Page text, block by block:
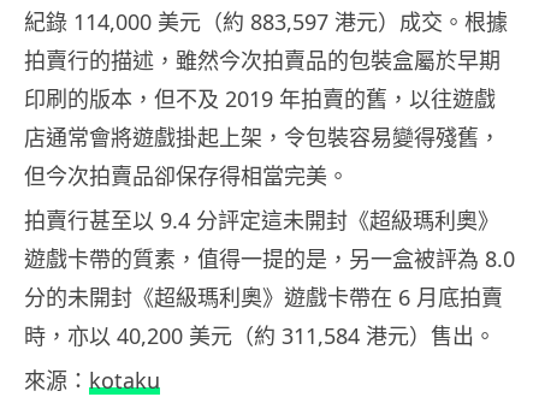
紀錄 114,000 美元（約 883,597 港元）成交。根據
拍賣行的描述，雖然今次拍賣品的包裝盒屬於早期
印刷的版本，但不及 2019 年拍賣的舊，以往遊戲
店通常會將遊戲掛起上架，令包裝容易變得殘舊，
但今次拍賣品卻保存得相當完美。
拍賣行甚至以 9.4 分評定這未開封《超級瑪利奧》
遊戲卡帶的質素，值得一提的是，另一盒被評為 8.0
分的未開封《超級瑪利奧》遊戲卡帶在 6 月底拍賣
時，亦以 40,200 美元（約 311,584 港元）售出。
來源： kotaku